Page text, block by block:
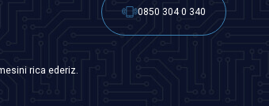
0850 304 0 340
rica ederiz.